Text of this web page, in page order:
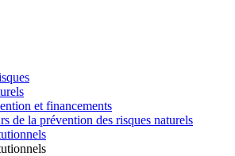
et financements
de la prévention des risques naturels